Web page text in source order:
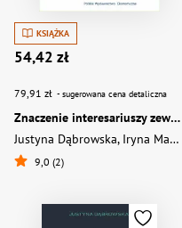
KSIĄŻKA
54,42 zł
79,91 zł - sugerowana cena detaliczna
Znaczenie interesariuszy zewnętrznych w kształtowaniu doświadczeń organizacji
Justyna Dąbrowska, Iryna Manczak
9,0 (2)